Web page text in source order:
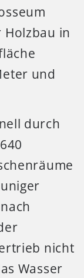
in
und
durch
nicht
Wasser